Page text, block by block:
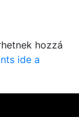
hozzá
ide a